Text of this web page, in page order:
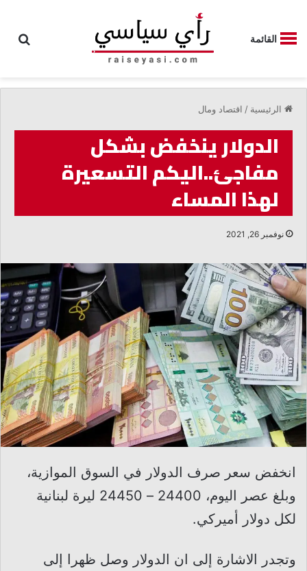
القائمة
الرئيسية / اقتصاد ومال
الدولار ينخفض بشكل
مفاجئ..اليكم التسعيرة
لهذا المساء
نوفمبر 26, 2021
انخفض سعر صرف الدولار في السوق الموازية،
وبلغ عصر اليوم، 24400 – 24450 ليرة لبنانية
لكل دولار أميركي.
وتجدر الاشارة إلى ان الدولار وصل ظهرا إلى